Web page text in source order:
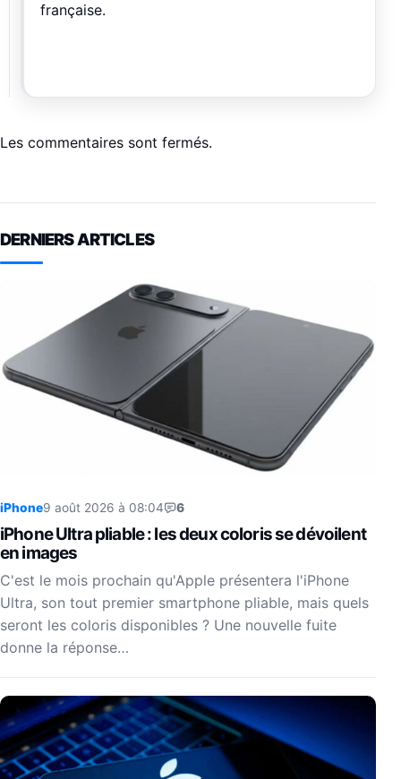
française.
Les commentaires sont fermés.
DERNIERS ARTICLES
iPhone9 août 2026 à 08:04 6
iPhone Ultra pliable : les deux coloris se dévoilent
en images
C'est le mois prochain qu'Apple présentera l'iPhone
Ultra, son tout premier smartphone pliable, mais quels
seront les coloris disponibles ? Une nouvelle fuite
donne la réponse…